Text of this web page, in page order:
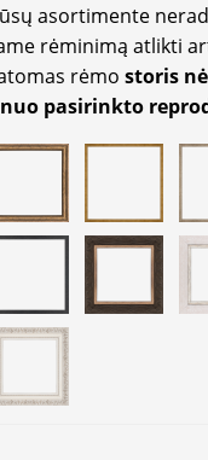
asortimente
rėminimą atlikti
rėmo storis
pasirinkto